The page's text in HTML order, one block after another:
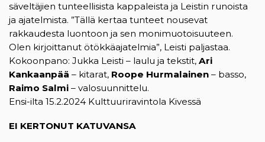
säveltäjien tunteellisista kappaleista ja Leistin runoista
ja ajatelmista. ”Tällä kertaa tunteet nousevat
rakkaudesta luontoon ja sen monimuotoisuuteen.
Olen kirjoittanut ötökkäajatelmia”, Leisti paljastaa.
Kokoonpano: Jukka Leisti – laulu ja tekstit, Ari
Kankaanpää – kitarat, Roope Hurmalainen – basso,
Raimo Salmi – valosuunnittelu.
Ensi-ilta 15.2.2024 Kulttuuriravintola Kivessä
EI KERTONUT KATUVANSA